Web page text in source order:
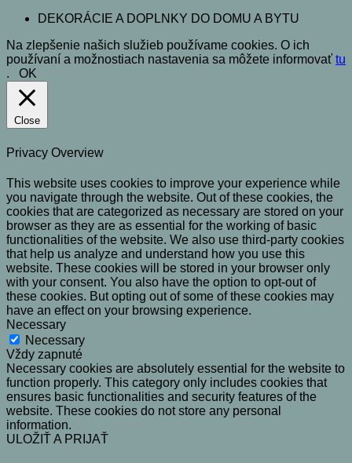
DEKORÁCIE A DOPLNKY DO DOMU A BYTU
Na zlepšenie našich služieb používame cookies. O ich
používaní a možnostiach nastavenia sa môžete informovať tu
. OK
Close
Privacy Overview
This website uses cookies to improve your experience while
you navigate through the website. Out of these cookies, the
cookies that are categorized as necessary are stored on your
browser as they are as essential for the working of basic
functionalities of the website. We also use third-party cookies
that help us analyze and understand how you use this
website. These cookies will be stored in your browser only
with your consent. You also have the option to opt-out of
these cookies. But opting out of some of these cookies may
have an effect on your browsing experience.
Necessary
Necessary
Vždy zapnuté
Necessary cookies are absolutely essential for the website to
function properly. This category only includes cookies that
ensures basic functionalities and security features of the
website. These cookies do not store any personal
information.
ULOŽIŤ A PRIJAŤ